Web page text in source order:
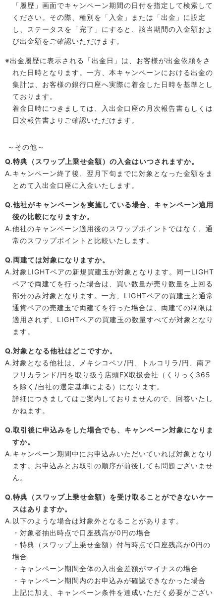
「履歴」画面でキャンペーン期間の日付を指定して検索して
ください。その際、種別を「入金」または「出金」に設定
し、ステータスを「完了」にすると、該当期間の入金額およ
び出金額をご確認いただけます。
※出金履歴に表示される「出金日」は、お客様が出金依頼をさ
れた日時となります。一方、本キャンペーンにおける出金の
集計は、お客様の銀行口座へ実際に着金した日時を基準とし
ております。
着金日時につきましては、入出金口座の月次報告書もしくは
日次報告書よりご確認いただけます。
～その他～
Q.特典（スワップ上乗せ金額）の入金はいつされますか。
A.キャンペーン終了後、翌月下旬までに対象となった金額をま
とめて入出金口座に入金いたします。
Q.他社がキャンペーンを実施している場合、キャンペーン適用
後の比較になりますか。
A.他社のキャンペーン適用後のスワップポイントではなく、通
常のスワップポイントと比較いたします。
Q.両建ては対象になりますか。
A.対象LIGHTペアの新規買建玉が対象となります。同一LIGHT
ペアで両建てを行った場合は、買い数量が売り数量を上回る
部分のみ対象となります。一方、LIGHTペアの買建玉と通常
通貨ペアの売建玉で両建てを行った場合は、両建ての制限は
適用されず、LIGHTペアの買建玉の数量すべてが対象となり
ます。
Q.対象となる他社はどこですか。
A.対象となる他社は、メキシコペソ/円、トルコリラ/円、南ア
フリカランド/円を取り扱う店頭FX取扱会社（くりっく365
を除く/自社の選定基準による）になります。
詳細につきましてはご案内しておりませんので、回答いたし
かねます。
Q.取引後に申込みをした場合でも、キャンペーン対象になりま
すか。
A.キャンペーン期間中にお申込みいただいていれば対象となり
ます。お申込みとお取引の順序が前後しても問題ございませ
ん。
Q.特典（スワップ上乗せ金額）を受け取ることができないケー
スはありますか。
A.以下のような場合は対象外となることがあります。
・対象者抽出時点で口座残高が0円の場合
・特典（スワップ上乗せ金額）付与時点で口座残高が0円の
場合
・キャンペーン期間全体の入出金差額がマイナスの場合
・キャンペーン期間内のお申込みが確認できなかった場合
上記に加え、キャンペーン条件を達成いただく必要がござい